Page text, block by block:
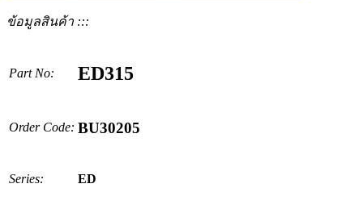
ข้อมูลสินค้า :::
Part No: ED315
Order Code: BU30205
Series: ED